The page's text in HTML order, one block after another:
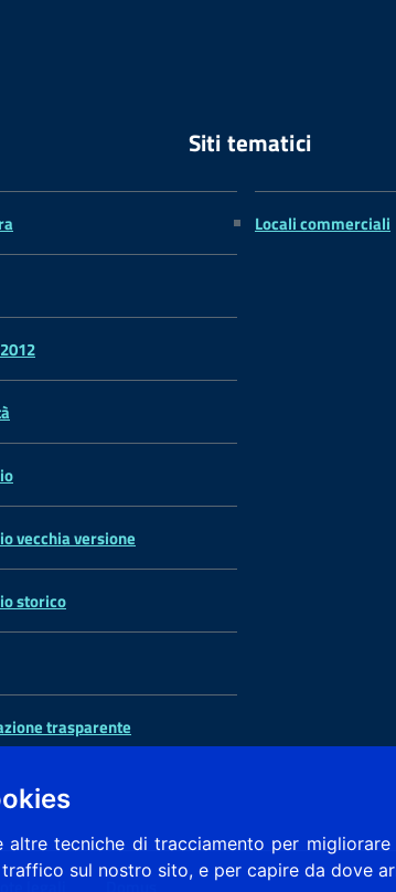
altre tecniche di tracciamento per
sul nostro sito, e per capire da dove
vecchia versione
storico
trasparente
Siti tematici
Locali commerciali
Note legali Domus